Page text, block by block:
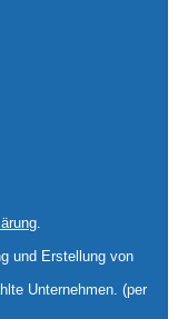
und Erstellung von
Unternehmen. (per